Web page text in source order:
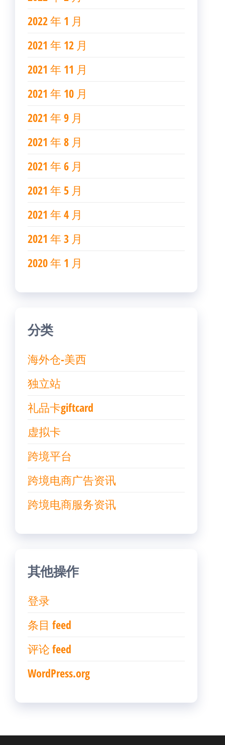
2022 年 1 月
2021 年 12 月
2021 年 11 月
2021 年 10 月
2021 年 9 月
2021 年 8 月
2021 年 6 月
2021 年 5 月
2021 年 4 月
2021 年 3 月
2020 年 1 月
分类
海外仓-美西
独立站
礼品卡giftcard
虚拟卡
跨境平台
跨境电商广告资讯
跨境电商服务资讯
其他操作
登录
条目 feed
评论 feed
WordPress.org